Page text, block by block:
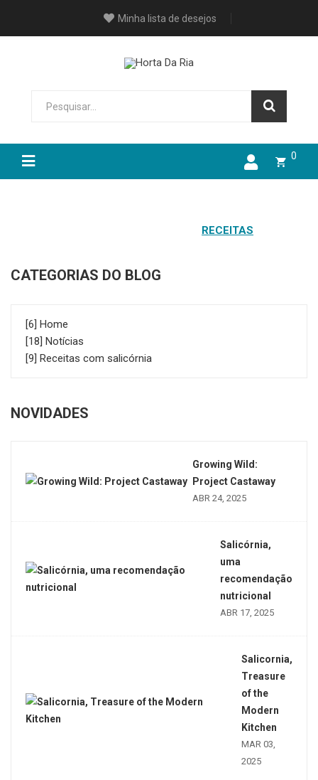
Minha lista de desejos
0
RECEITAS
CATEGORIAS DO BLOG
[6] Home
[18] Notícias
[9] Receitas com salicórnia
NOVIDADES
Growing Wild:
Project Castaway
ABR 24, 2025
Salicórnia,
uma
recomendação
nutricional
ABR 17, 2025
Salicornia,
Treasure
of the
Modern
Kitchen
MAR 03,
2025